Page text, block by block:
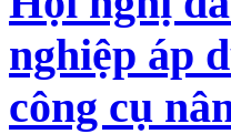
nghiệp áp
công cụ